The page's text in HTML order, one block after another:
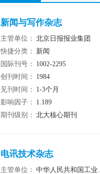
新闻与写作杂志
主管单位： 北京日报报业集团
快捷分类：
新闻
国际刊号：
1002-2295
创刊时间：
1984
见刊时间：
1-3个月
影响因子：
1.189
期刊级别： 北大核心期刊
电讯技术杂志
主管单位： 中华人民共和国工业和信息化产业部